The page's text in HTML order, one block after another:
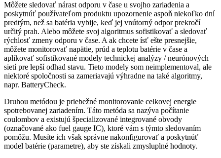
Môžete sledovať nárast odporu v čase u svojho zariadenia a
poskytnúť používateľom produktu upozornenie aspoň niekoľko dní
predtým, než sa batéria vybije, keď jej vnútorný odpor prekročí
určitý prah. Alebo môžete svoj algoritmus sofistikovať a sledovať
rýchlosť zmeny odporu v čase. A ak chcete ísť ešte presnejšie,
môžete monitorovať napätie, prúd a teplotu batérie v čase a
aplikovať sofistikované modely technickej analýzy / neurónových
sietí pre lepší odhad stavu. Tieto modely som neimplementoval, ale
niektoré spoločnosti sa zameriavajú výhradne na také algoritmy,
napr. BatteryCheck.
Druhou metódou je priebežné monitorovanie celkovej energie
spotrebovanej zariadením. Táto metóda sa nazýva počítanie
coulombov a existujú špecializované integrované obvody
(označované ako fuel gauge IC), ktoré vám s týmto sledovaním
pomôžu. Musíte ich však správne nakonfigurovať a poskytnúť
model batérie (parametre), aby ste získali zmysluplné hodnoty.